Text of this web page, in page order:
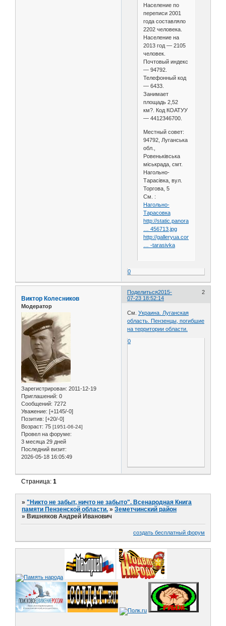
Население по
переписи 2001
года составляло
2202 человека.
Население на
2013 год — 2105
человек.
Почтовый индекс
— 94792.
Телефонный код
— 6433.
Занимает
площадь 2,52
км?. Код КОАТУУ
— 4412346700.
Местный совет:
94792, Луганська
обл.,
Ровеньківська
міськрада, смт.
Нагольно-
Тарасівка, вул.
Торгова, 5
См. :
Нагольно-
Тарасовка
http://static.panoramio.com/
… 456713.jpg
http://galleryua.com/photo/
… -tarasivka
0
Поделиться 2
2015-
07-23 18:52:14
Виктор Колесников
Модератор
Зарегистрирован: 2011-12-19
Приглашений: 0
Сообщений: 7272
Уважение: [+1145/-0]
Позитив: [+20/-0]
Возраст: 75 [1951-06-24]
Провел на форуме:
3 месяца 29 дней
Последний визит:
2026-05-18 16:05:49
См.Украина. Луганская
область. Пензенцы, погибшие
на территории области.
0
Страница:1
»"Никто не забыт, ничто не забыто". Всенародная Книга
памяти Пензенской области. »Земетчинский район
» Вишняков Андрей Иванович
создать бесплатный форум